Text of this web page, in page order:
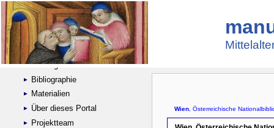
Suche
Handschriftensammlungen
Digitalisierte Handschriften
Kataloge
Bibliographie
Materialien
Über dieses Portal
Projektteam